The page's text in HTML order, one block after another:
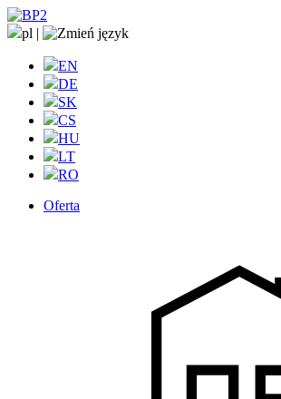
pl |
EN
DE
SK
CS
HU
LT
RO
Oferta